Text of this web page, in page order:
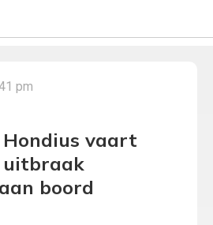
pm
Hondius vaart
boord